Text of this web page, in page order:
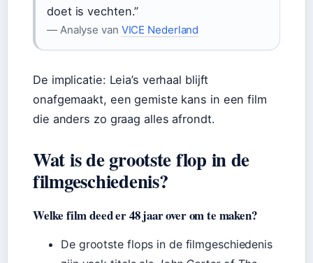
doet is vechten.”
— Analyse van VICE Nederland
De implicatie: Leia’s verhaal blijft
onafgemaakt, een gemiste kans in een film
die anders zo graag alles afrondt.
Wat is de grootste flop in de
filmgeschiedenis?
Welke film deed er 48 jaar over om te maken?
De grootste flops in de filmgeschiedenis